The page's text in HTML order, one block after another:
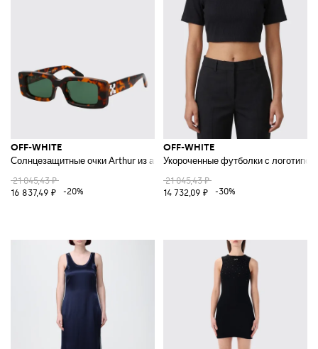
OFF-WHITE
Солнцезащитные очки Arthur из ацетата
21 045,43 ₽
16 837,49 ₽
-20%
OFF-WHITE
Укороченные футболки с логотипом
21 045,43 ₽
14 732,09 ₽
-30%